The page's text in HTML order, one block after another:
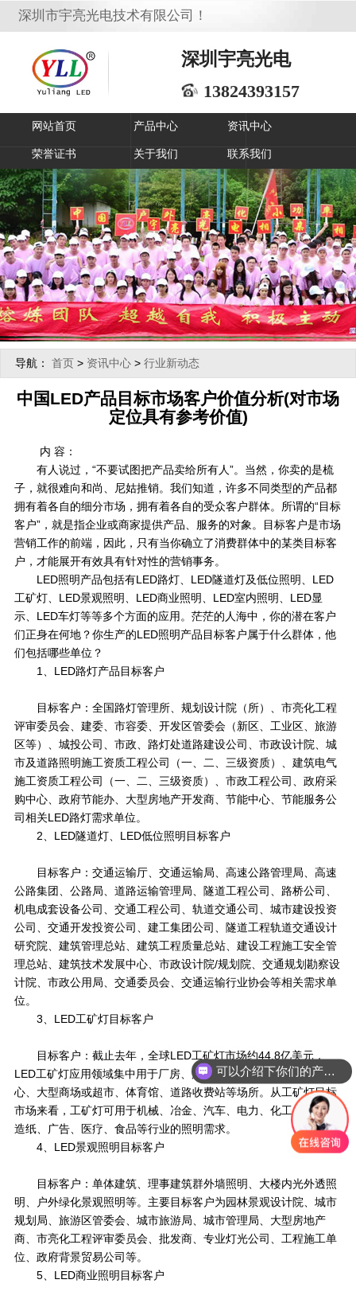
深圳市宇亮光电技术有限公司！
深圳宇亮光电
13824393157
网站首页 产品中心 资讯中心
荣誉证书 关于我们 联系我们
导航： 首页> 资讯中心> 行业新动态
中国LED产品目标市场客户价值分析(对市场
定位具有参考价值)
内 容：
有人说过，“不要试图把产品卖给所有人”。当然，你卖的是梳
子，就很难向和尚、尼姑推销。我们知道，许多不同类型的产品都
拥有着各自的细分市场，拥有着各自的受众客户群体。所谓的“目标
客户”，就是指企业或商家提供产品、服务的对象。目标客户是市场
营销工作的前端，因此，只有当你确立了消费群体中的某类目标客
户，才能展开有效具有针对性的营销事务。
LED照明产品包括有LED路灯、LED隧道灯及低位照明、LED
工矿灯、LED景观照明、LED商业照明、LED室内照明、LED显
示、LED车灯等等多个方面的应用。茫茫的人海中，你的潜在客户
们正身在何地？你生产的LED照明产品目标客户属于什么群体，他
们包括哪些单位？
1、LED路灯产品目标客户
目标客户：全国路灯管理所、规划设计院（所）、市亮化工程
评审委员会、建委、市容委、开发区管委会（新区、工业区、旅游
区等）、城投公司、市政、路灯处道路建设公司、市政设计院、城
市及道路照明施工资质工程公司（一、二、三级资质）、建筑电气
施工资质工程公司（一、二、三级资质）、市政工程公司、政府采
购中心、政府节能办、大型房地产开发商、节能中心、节能服务公
司相关LED路灯需求单位。
2、LED隧道灯、LED低位照明目标客户
目标客户：交通运输厅、交通运输局、高速公路管理局、高速
公路集团、公路局、道路运输管理局、隧道工程公司、路桥公司、
机电成套设备公司、交通工程公司、轨道交通公司、城市建设投资
公司、交通开发投资公司、建工集团公司、隧道工程轨道交通设计
研究院、建筑管理总站、建筑工程质量总站、建设工程施工安全管
理总站、建筑技术发展中心、市政设计院/规划院、交通规划勘察设
计院、市政公用局、交通委员会、交通运输行业协会等相关需求单
位。
3、LED工矿灯目标客户
目标客户：截止去年，全球LED工矿灯市场约44.8亿美元，
LED工矿灯应用领域集中用于厂房、库房、车间、货舱、展览中
心、大型商场或超市、体育馆、道路收费站等场所。从工矿灯目标
市场来看，工矿灯可用于机械、冶金、汽车、电力、化工、纺织、
造纸、广告、医疗、食品等行业的照明需求。
4、LED景观照明目标客户
目标客户：单体建筑、理事建筑群外墙照明、大楼内光外透照
明、户外绿化景观照明等。主要目标客户为园林景观设计院、城市
规划局、旅游区管委会、城市旅游局、城市管理局、大型房地产
商、市亮化工程评审委员会、批发商、专业灯光公司、工程施工单
位、政府背景贸易公司等。
5、LED商业照明目标客户
可以介绍下你们的产品么？